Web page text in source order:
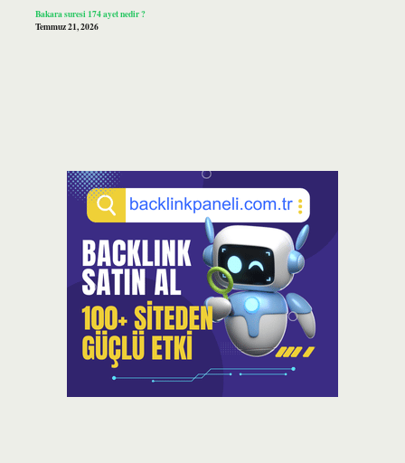
Bakara suresi 174 ayet nedir ?
Temmuz 21, 2026